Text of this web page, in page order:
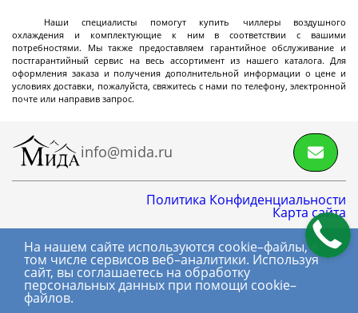
10-25 м3
Реакторы эмалированные в
фармацевтическом исполнении
Далее
Фильтры
Стальные лабораторные нутч-фильтры серии
NFS
Стальные промышленные нутч-фильтры серии
NFS
Нутч-фильтры серии FD
Наши специалисты помогут купить чиллеры воздушного
охлаждения и комплектующие к ним в соответствии с вашими
потребностями. Мы также предоставляем гарантийное обслуживание и
постгарантийный сервис на весь ассортимент из нашего каталога. Для
оформления заказа и получения дополнительной информации о цене и
условиях доставки, пожалуйста, свяжитесь с нами по телефону, электронной
почте или направив запрос.
info@mida.ru
Политика Конфиденциальности
Карта сайта
8 800 600-06-01
+7 (495) 145-06-01
(с) МИДА, 2018-2026.
На нашем сайте используются cookie–файлы, в
том числе сервисов веб–аналитики. Используя
сайт, вы соглашаетесь на обработку
персональных данных при помощи cookie–
файлов.